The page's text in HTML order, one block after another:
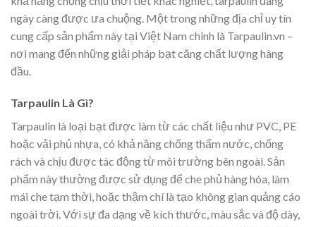
ngày càng được ưa chuộng. Một trong những địa chỉ uy tín
cung cấp sản phẩm này tại Việt Nam chính là Tarpaulin.vn –
nơi mang đến những giải pháp bạt căng chất lượng hàng
đầu.
Tarpaulin Là Gì?
Tarpaulin là loại bạt được làm từ các chất liệu như PVC, PE
hoặc vải phủ nhựa, có khả năng chống thấm nước, chống
rách và chịu được tác động từ môi trường bên ngoài. Sản
phẩm này thường được sử dụng để che phủ hàng hóa, làm
mái che tạm thời, hoặc thậm chí là tạo không gian quảng cáo
ngoài trời. Với sự đa dạng về kích thước, màu sắc và độ dày,